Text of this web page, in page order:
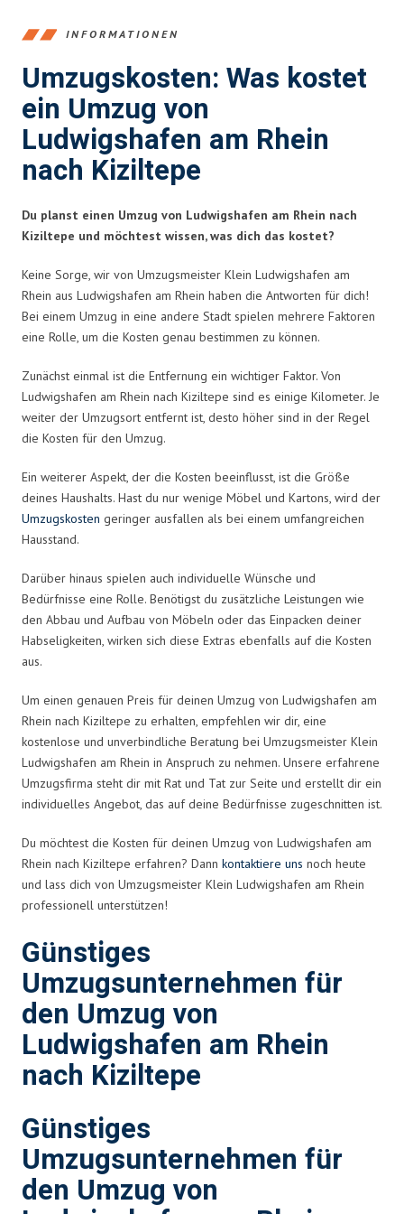
INFORMATIONEN
Umzugskosten: Was kostet
ein Umzug von
Ludwigshafen am Rhein
nach Kiziltepe
Du planst einen Umzug von Ludwigshafen am Rhein nach
Kiziltepe und möchtest wissen, was dich das kostet?
Keine Sorge, wir von Umzugsmeister Klein Ludwigshafen am
Rhein aus Ludwigshafen am Rhein haben die Antworten für dich!
Bei einem Umzug in eine andere Stadt spielen mehrere Faktoren
eine Rolle, um die Kosten genau bestimmen zu können.
Zunächst einmal ist die Entfernung ein wichtiger Faktor. Von
Ludwigshafen am Rhein nach Kiziltepe sind es einige Kilometer. Je
weiter der Umzugsort entfernt ist, desto höher sind in der Regel
die Kosten für den Umzug.
Ein weiterer Aspekt, der die Kosten beeinflusst, ist die Größe
deines Haushalts. Hast du nur wenige Möbel und Kartons, wird der
Umzugskosten geringer ausfallen als bei einem umfangreichen
Hausstand.
Darüber hinaus spielen auch individuelle Wünsche und
Bedürfnisse eine Rolle. Benötigst du zusätzliche Leistungen wie
den Abbau und Aufbau von Möbeln oder das Einpacken deiner
Habseligkeiten, wirken sich diese Extras ebenfalls auf die Kosten
aus.
Um einen genauen Preis für deinen Umzug von Ludwigshafen am
Rhein nach Kiziltepe zu erhalten, empfehlen wir dir, eine
kostenlose und unverbindliche Beratung bei Umzugsmeister Klein
Ludwigshafen am Rhein in Anspruch zu nehmen. Unsere erfahrene
Umzugsfirma steht dir mit Rat und Tat zur Seite und erstellt dir ein
individuelles Angebot, das auf deine Bedürfnisse zugeschnitten ist.
Du möchtest die Kosten für deinen Umzug von Ludwigshafen am
Rhein nach Kiziltepe erfahren? Dann kontaktiere uns noch heute
und lass dich von Umzugsmeister Klein Ludwigshafen am Rhein
professionell unterstützen!
Günstiges
Umzugsunternehmen für
den Umzug von
Ludwigshafen am Rhein
nach Kiziltepe
Günstiges
Umzugsunternehmen für
den Umzug von